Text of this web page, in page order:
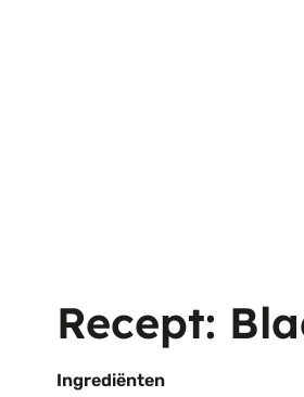
Recept:
Ingrediënten